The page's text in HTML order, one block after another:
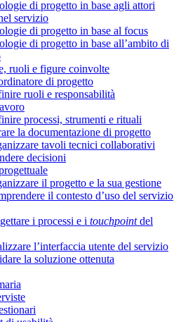
di progetto in base agli attori
servizio
di progetto in base al focus
di progetto in base all’ambito di
ruoli e figure coinvolte
di progetto
ruoli e responsabilità
processi, strumenti e rituali
la documentazione di progetto
tavoli tecnici collaborativi
decisioni
il progetto e la sua gestione
il contesto d’uso del servizio
i processi e i touchpointdel
l’interfaccia utente del servizio
la soluzione ottenuta